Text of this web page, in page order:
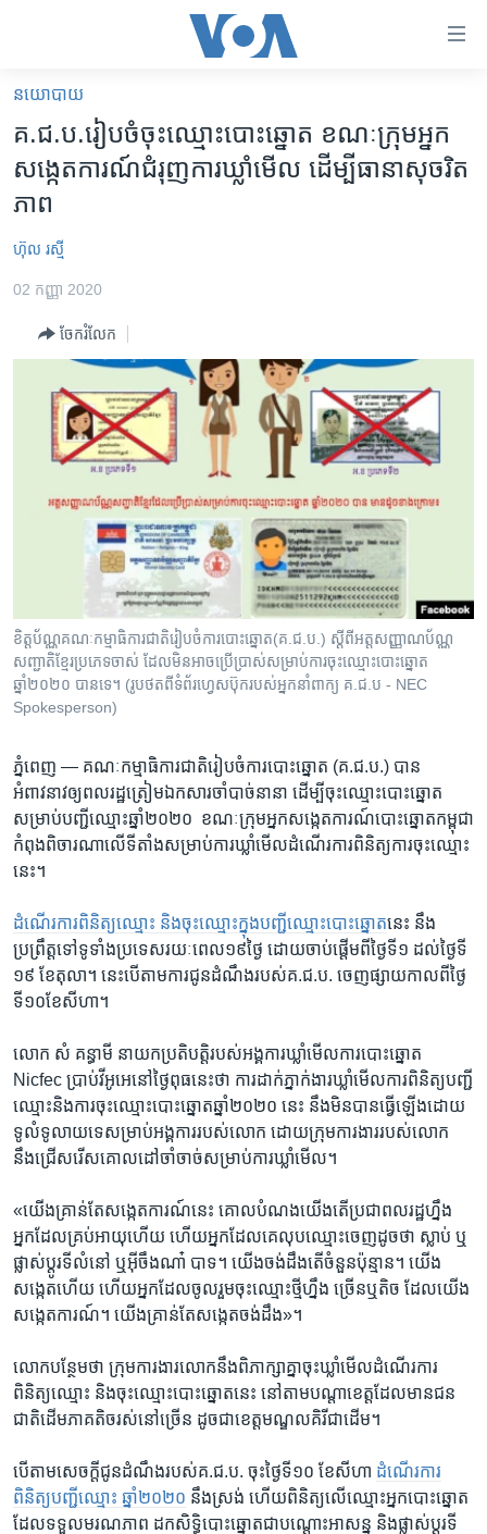
គេហទំព័រ​
ទាក់ទង
និង​
ចូល​
ទំព័រ​
ព័ត៌មាន​​
រំលង​
ទៅ​
កាន់​
ទំព័រ​
ស្វែង​
ព្រឹត្តិការណ៍ព័ត៌មាន
ទូរទស្សន៍ / វីដេអូ​
វិទ្យុ / ផតខាសថ៍
កម្មវិធីទាំងអស់
Khmer English
ភាសា
នយោបាយ
គ.ជ.ប.​រៀបចំ​ចុះឈ្មោះ​បោះឆ្នោត ខណៈ​ក្រុម​អ្នក​
សង្កេត​ការណ៍​ជំរុញ​ការឃ្លាំមើល ដើម្បី​ធានា​សុចរិត
ភាព
ហ៊ុល រស្មី
02 កញ្ញា 2020
ចែករំលែក
ខិត្តប័ណ្ណ​គណៈ​កម្មាធិការ​ជាតិ​រៀបចំ​ការ​បោះឆ្នោត​(គ.ជ.ប.) ស្តីពី​អត្តសញ្ញាណប័ណ្ណ​
សញ្ជាតិខ្មែរ​ប្រភេទ​ចាស់ ដែល​មិន​អាច​ប្រើប្រាស់​សម្រាប់​ការចុះ​ឈ្មោះ​បោះឆ្នោត
ឆ្នាំ២០២០ បាន​ទេ។ (រូបថត​ពី​ទំព័រ​ហ្វេសប៊ុករបស់​អ្នកនាំពាក្យ គ.ជ.ប - NEC
Spokesperson)
ភ្នំពេញ — គណៈ​កម្មាធិការ​ជាតិ​រៀបចំ​ការ​បោះឆ្នោត ​(គ.ជ.ប.)​ បាន​
អំពាវនាវ​ឲ្យ​ពលរដ្ឋ​ត្រៀម​ឯក​សារ​ចាំ​បាច់​នានា​ ដើម្បី​ចុះ​ឈ្មោះ​បោះឆ្នោត​
សម្រាប់​បញ្ជី​ឈ្មោះ​ឆ្នាំ​២០២០ ​ ខណៈ​ក្រុម​អ្នក​សង្កេត​ការណ៍​បោះ​ឆ្នោត​កម្ពុជា
​កំពុង​ពិចារណា​លើ​ទីតាំង​សម្រាប់​ការ​ឃ្លាំ​មើល​ដំណើរ​ការ​ពិនិត្យ​ការ​ចុះ​ឈ្មោះ​
នេះ។​
ដំណើរ​ការ​ពិនិត្យ​ឈ្មោះ ​និង​ចុះ​ឈ្មោះ​ក្នុង​បញ្ជី​ឈ្មោះ​បោះ​ឆ្នោត​នេះ​ នឹង​
ប្រព្រឹត្ត​ទៅ​ទូទាំង​ប្រទេស​រយៈ​ពេល​១៩​ថ្ងៃ ​ដោយ​ចាប់​ផ្តើម​ពី​ថ្ងៃ​ទី​១ ​ដល់​ថ្ងៃទី​
១៩​ ខែ​តុលា។​ នេះ​បើ​តាម​ការ​ជូន​ដំណឹង​របស់​គ.ជ.ប. ​ចេញ​ផ្សាយ​កាល​ពីថ្ងៃ​
ទី​១០​ខែ​សីហា។​
លោក​ សំ គន្ធាមី​ នាយក​ប្រតិបត្តិ​របស់​អង្គការ​ឃ្លាំ​មើល​ការ​បោះឆ្នោត​
Nicfec ​ប្រាប់​វីអូអេ​នៅថ្ងៃ​ពុធ​នេះ​ថា​ ការ​ដាក់​ភ្នាក់​ងារ​ឃ្លាំ​មើល​ការ​ពិនិត្យ​បញ្ជី​
ឈ្មោះ​និង​ការ​ចុះ​ឈ្មោះ​បោះឆ្នោត​ឆ្នាំ​២០២០ ​នេះ​ នឹង​មិន​បាន​ធ្វើ​ឡើង​ដោយ​
ទូលំ​ទូលាយ​ទេ​សម្រាប់​អង្គការ​របស់​លោក​ ដោយ​ក្រុម​ការងារ​របស់​លោក ​
នឹង​ជ្រើសរើស​គោល​ដៅ​ចាំចាច់​សម្រាប់​ការ​ឃ្លាំមើល។​
«យើង​គ្រាន់​តែ​សង្កេត​ការណ៍​នេះ​ គោល​បំណង​យើង​តើ​ប្រជា​ពលរដ្ឋ​ហ្នឹង​
អ្នក​ដែល​គ្រប់​អាយុ​ហើយ​ ហើយ​អ្នក​ដែល​គេ​លុប​ឈ្មោះ​ចេញ​ដូច​ថា​ ស្លាប់ ​ឬ ​
ផ្លាស់​ប្តូរ​ទីលំនៅ​ ឬ​អ៊ីចឹង​ណា៎​ បាទ។ ​យើង​ចង់​ដឹង​តើ​ចំនួន​ប៉ុន្មាន។​ យើង​
សង្កេត​ហើយ​ ហើយ​អ្នកដែល​ចូលរួម​ចុះ​ឈ្មោះ​ថ្មី​ហ្នឹង​ ច្រើន​ឬ​តិច​ ដែល​យើង​
សង្កេត​ការណ៍។​ យើង​គ្រាន់តែ​សង្កេត​ចង់​ដឹង»។​
លោក​បន្ថែម​ថា ក្រុម​ការងារ​លោក​នឹង​ពិភាក្សា​គ្នា​ចុះ​ឃ្លាំ​មើល​ដំណើរ​ការ​
ពិនិត្យ​ឈ្មោះ​ និង​ចុះ​ឈ្មោះ​បោះ​ឆ្នោត​នេះ​ នៅ​តាម​បណ្តា​ខេត្ត​ដែល​មាន​ជន​
ជាតិ​ដើម​ភាគតិច​រស់​នៅ​ច្រើន​ ដូច​ជា​ខេត្ត​មណ្ឌល​គិរី​ជាដើម។​
បើ​តាម​សេចក្តី​ជូន​ដំណឹង​របស់​គ.ជ.ប.​ ចុះ​ថ្ងៃ​ទី​១០​ ខែ​សីហា​ ដំណើរ​ការ​
ពិនិត្យ​បញ្ជី​ឈ្មោះ ​ឆ្នាំ​២០២០​ នឹង​ស្រង់​ ហើយ​ពិនិត្យ​លើ​ឈ្មោះ​អ្នក​បោះឆ្នោត​
ដែល​ទទួល​មរណភាព​ ដក​សិទ្ធិ​បោះឆ្នោត​ជា​បណ្តោះ​អាសន្ន ​និង​ផ្លាស់​ប្តូរ​ទី​